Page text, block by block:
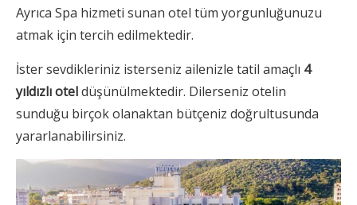
Ayrıca Spa hizmeti sunan otel tüm yorgunluğunuzu
atmak için tercih edilmektedir.
İster sevdikleriniz isterseniz ailenizle tatil amaçlı 4
yıldızlı oteldüşünülmektedir. Dilerseniz otelin
sunduğu birçok olanaktan bütçeniz doğrultusunda
yararlanabilirsiniz.